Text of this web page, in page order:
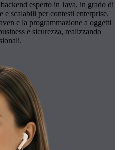
esperto in Java, in grado di
e scalabili per contesti enterprise.
e la programmazione a oggetti
e sicurezza, realizzando